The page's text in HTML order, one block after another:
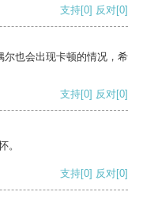
支持[0] 反对[0]
尔也会出现卡顿的情况，希
支持[0] 反对[0]
。
支持[0] 反对[0]